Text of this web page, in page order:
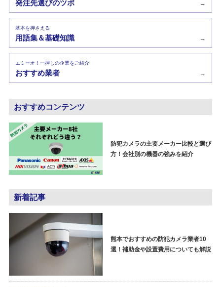
発注先選びのツボ →
基本を押さえる
用語集＆基礎知識 →
エミーオ！一押しの企業をご紹介
おすすめ業者 →
おすすめコンテンツ
防犯カメラの主要メーカー比較と選び
方！会社別の機器の強みを紹介
新着記事
熊本でおすすめの防犯カメラ業者10
選！補助金や設置費用についても解説